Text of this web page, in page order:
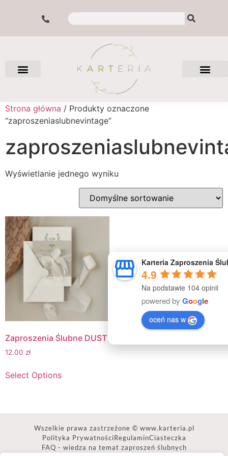
Strona główna / Produkty oznaczone
“zaproszeniaslubnevintage”
Wyświetlanie jednego wyniku
Zaproszenia Ślubne DUST
12.00 zł
Select Options
Wszelkie prawa zastrzeżone © www.karteria.pl
Polityka PrywatnościRegulaminCiasteczka
FAQ - wiedza na temat zaproszeń ślubnych
Karteria Zaproszenia
4.9
Na podstawie 104 opinii
powered by Google
oceń nas w